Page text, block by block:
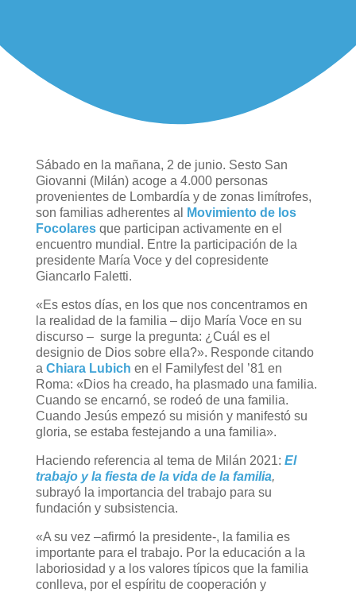
Sábado en la mañana, 2 de junio. Sesto San
Giovanni (Milán) acoge a 4.000 personas
provenientes de Lombardía y de zonas limítrofes,
son familias adherentes al
Movimiento de los
Focolares que participan activamente en el
encuentro mundial. Entre la participación de la
presidente María Voce y del copresidente
Giancarlo Faletti.
«Es estos días, en los que nos concentramos en
la realidad de la familia – dijo María Voce en su
discurso – surge la pregunta: ¿Cuál es el
designio de Dios sobre ella?». Responde citando
a Chiara Lubich en el Familyfest del ’81 en
Roma: «Dios ha creado, ha plasmado una familia.
Cuando se encarnó, se rodeó de una familia.
Cuando Jesús empezó su misión y manifestó su
gloria, se estaba festejando a una familia».
Haciendo referencia al tema de Milán 2021: El
trabajo y la fiesta de la vida de la familia,
subrayó la importancia del trabajo para su
fundación y subsistencia.
«A su vez –afirmó la presidente-, la familia es
importante para el trabajo. Por la educación a la
laboriosidad y a los valores típicos que la familia
conlleva, por el espíritu de cooperación y